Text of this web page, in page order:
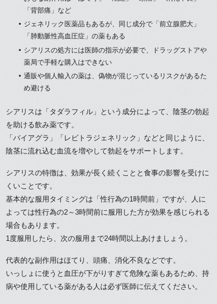
「背部痛」など
ジェネリック医薬品もあるが、同じ成分で「前立腺肥大」
「肺動脈性高血圧症」の薬もある
シアリスの処方には医師の指示が必要で、ドラッグストアや
薬局で手軽な購入はできない
通販や個人輸入の薬は、偽物が混じっているリスクがあるた
め避ける
シアリスは「タダラフィル」という成分によって、陰茎の勃起
を助ける飲み薬です。
「バイアグラ」「レビトラジェネリック」などと同じように、
陰茎に流れ込む血流を増やして勃起をサポートします。
シアリスの特徴は、効果が長く続くことと食事の影響を受けに
くいことです。
基本的な服用タイミングは「性行為の1時間前」ですが、人に
よっては性行為の2～3時間前に服用した方が効果を感じられる
場合もあります。
1度服用したら、次の服用まで24時間以上あけましょう。
代表的な副作用はほてり、頭痛、消化不良などです。
いっしょに使うと血圧が下がりすぎて危険な薬もあるため、持
病や使用している薬がある人は必ず医師に伝えてください。